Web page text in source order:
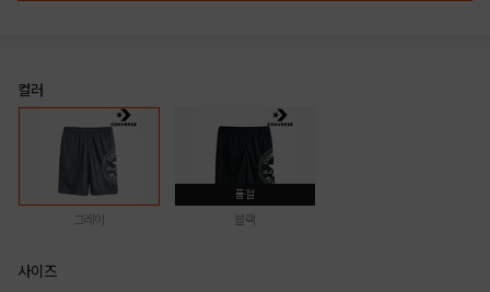
컬러
그레이
품절
블랙
사이즈